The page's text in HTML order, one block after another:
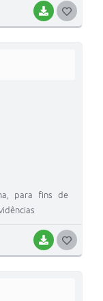
BAIXAR
BAIXAR
para fins de